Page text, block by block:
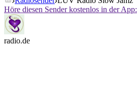
Höre diesen Sender kostenlos in der App:
radio.de